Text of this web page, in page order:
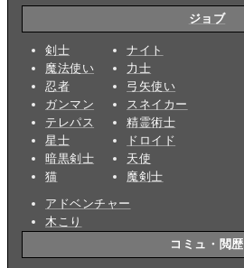
ジョブ
剣士
魔法使い
忍者
ガンマン
テレパス
星士
暗黒剣士
猫
ナイト
力士
弓矢使い
スネイカー
精霊術士
ドロイド
天使
魔剣士
アドベンチャー
木こり
コミュ・閲歴